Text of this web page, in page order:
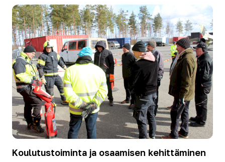
Koulutustoiminta ja osaamisen kehittäminen